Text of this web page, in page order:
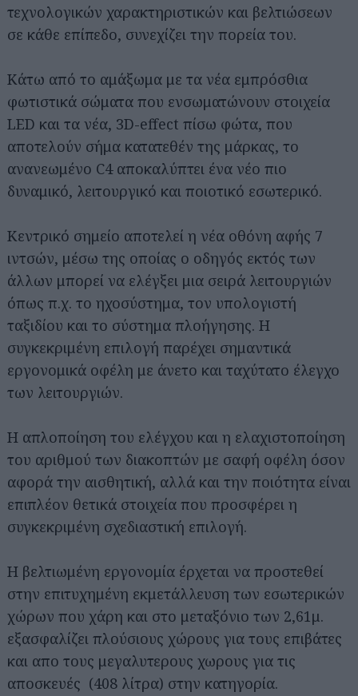
τεχνολογικών χαρακτηριστικών και βελτιώσεων
σε κάθε επίπεδο, συνεχίζει την πορεία του.
Κάτω από το αμάξωμα με τα νέα εμπρόσθια
φωτιστικά σώματα που ενσωματώνουν στοιχεία
LED και τα νέα, 3D-effect πίσω φώτα, που
αποτελούν σήμα κατατεθέν της μάρκας, το
ανανεωμένο C4 αποκαλύπτει ένα νέο πιο
δυναμικό, λειτουργικό και ποιοτικό εσωτερικό.
Κεντρικό σημείο αποτελεί η νέα οθόνη αφής 7
ιντσών, μέσω της οποίας ο οδηγός εκτός των
άλλων μπορεί να ελέγξει μια σειρά λειτουργιών
όπως π.χ. το ηχοσύστημα, τον υπολογιστή
ταξιδίου και το σύστημα πλοήγησης. Η
συγκεκριμένη επιλογή παρέχει σημαντικά
εργονομικά οφέλη με άνετο και ταχύτατο έλεγχο
των λειτουργιών.
Η απλοποίηση του ελέγχου και η ελαχιστοποίηση
του αριθμού των διακοπτών με σαφή οφέλη όσον
αφορά την αισθητική, αλλά και την ποιότητα είναι
επιπλέον θετικά στοιχεία που προσφέρει η
συγκεκριμένη σχεδιαστική επιλογή.
Η βελτιωμένη εργονομία έρχεται να προστεθεί
στην επιτυχημένη εκμετάλλευση των εσωτερικών
χώρων που χάρη και στο μεταξόνιο των 2,61μ.
εξασφαλίζει πλούσιους χώρους για τους επιβάτες
και απο τους μεγαλυτερους χωρους για τις
αποσκευές (408 λίτρα) στην κατηγορία.